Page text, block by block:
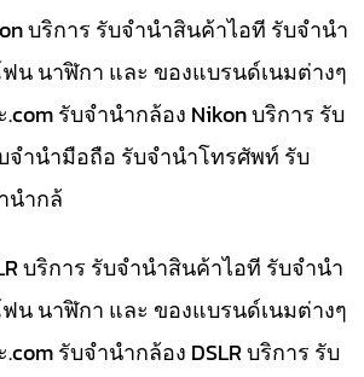
บริการ รับจำนำสินค้าไอที รับจำนำ
น นาฬิกา และ ของแบรนด์เนมต่างๆ
รับจำนำกล้อง Nikon บริการ รับ
จำนำมือถือ รับจำนำโทรศัพท์ รับ
นำกล้
บริการ รับจำนำสินค้าไอที รับจำนำ
น นาฬิกา และ ของแบรนด์เนมต่างๆ
รับจำนำกล้อง DSLR บริการ รับ